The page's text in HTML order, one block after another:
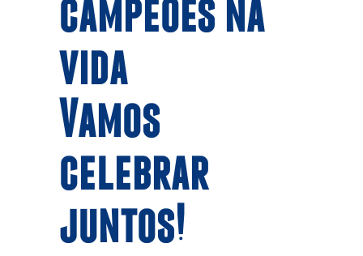
campeões na
vida
Vamos
celebrar
juntos!